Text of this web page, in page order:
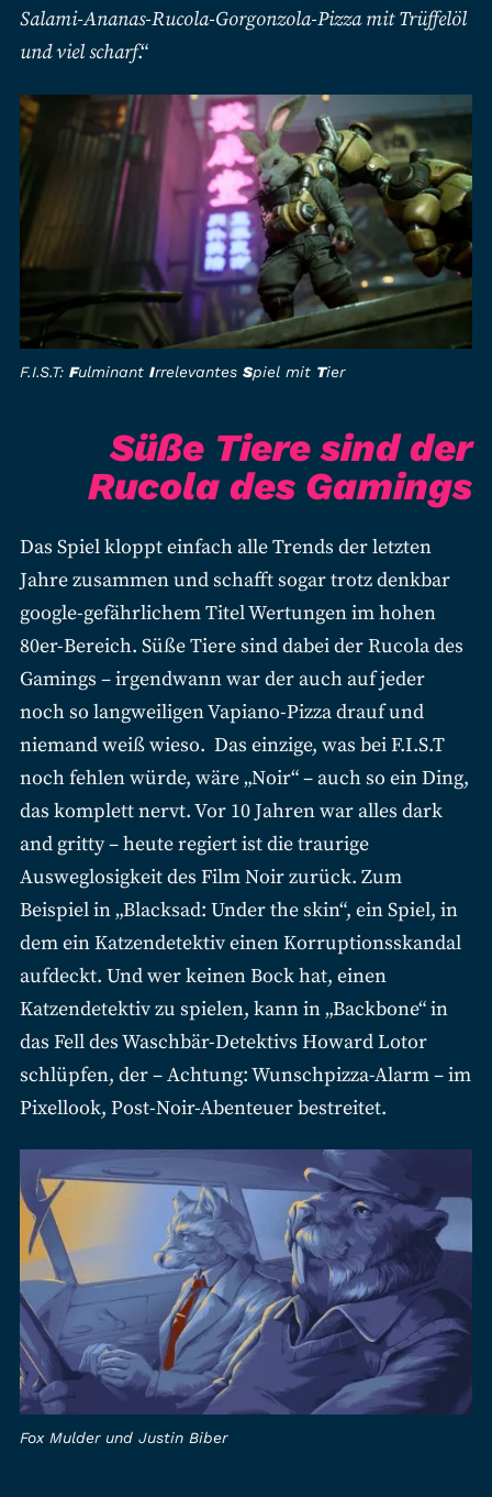
Salami-Ananas-Rucola-Gorgonzola-Pizza mit Trüffelöl
und viel scharf.“
F.I.S.T: Fulminant Irrelevantes Spiel mit Tier
Süße Tiere sind der
Rucola des Gamings
Das Spiel kloppt einfach alle Trends der letzten
Jahre zusammen und schafft sogar trotz denkbar
google-gefährlichem Titel Wertungen im hohen
80er-Bereich. Süße Tiere sind dabei der Rucola des
Gamings – irgendwann war der auch auf jeder
noch so langweiligen Vapiano-Pizza drauf und
niemand weiß wieso. Das einzige, was bei F.I.S.T
noch fehlen würde, wäre „Noir“ – auch so ein Ding,
das komplett nervt. Vor 10 Jahren war alles dark
and gritty – heute regiert ist die traurige
Ausweglosigkeit des Film Noir zurück. Zum
Beispiel in „Blacksad: Under the skin“, ein Spiel, in
dem ein Katzendetektiv einen Korruptionsskandal
aufdeckt. Und wer keinen Bock hat, einen
Katzendetektiv zu spielen, kann in „Backbone“ in
das Fell des Waschbär-Detektivs Howard Lotor
schlüpfen, der – Achtung: Wunschpizza-Alarm – im
Pixellook, Post-Noir-Abenteuer bestreitet.
Fox Mulder und Justin Biber